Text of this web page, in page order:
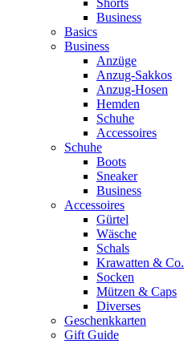
Shorts
Business
Basics
Business
Anzüge
Anzug-Sakkos
Anzug-Hosen
Hemden
Schuhe
Accessoires
Schuhe
Boots
Sneaker
Business
Accessoires
Gürtel
Wäsche
Schals
Krawatten & Co.
Socken
Mützen & Caps
Diverses
Geschenkkarten
Gift Guide